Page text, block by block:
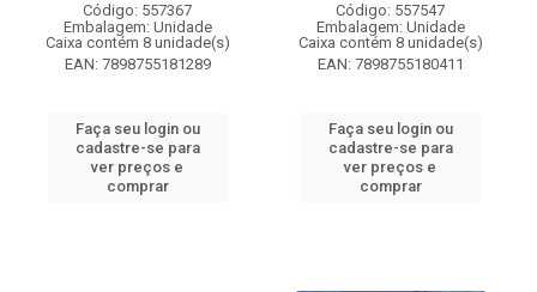
Código: 557367
Embalagem: Unidade
Caixa contém 8 unidade(s)
EAN: 7898755181289
Faça seu login ou
cadastre-se para
ver preços e
comprar
Código: 557547
Embalagem: Unidade
Caixa contém 8 unidade(s)
EAN: 7898755180411
Faça seu login ou
cadastre-se para
ver preços e
comprar